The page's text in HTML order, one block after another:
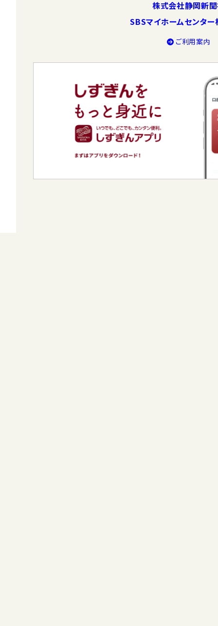
株式会社静岡新
SBSマイホームセンタ
ご利⽤案内